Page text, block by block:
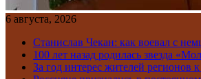
6 августа, 2026
Станислав Чекан: как воевал с
100 лет назад родилась звезда
За год интерес жителей регионов